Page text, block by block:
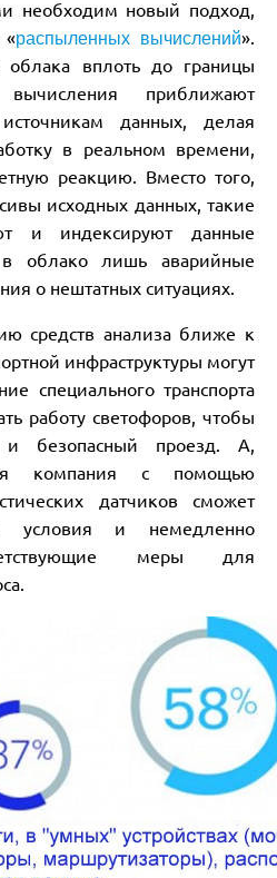
необходим новый подход,
«распыленных вычислений».
облака вплоть до границы
приближают
данных, делая
в реальном времени,
реакцию. Вместо того,
исходных данных, такие
и индексируют данные
в облако лишь аварийные
о нештатных ситуациях.
средств анализа ближе к
инфраструктуры могут
специального транспорта
работу светофоров, чтобы
и безопасный проезд. А,
компания с помощью
датчиков сможет
условия и немедленно
меры для